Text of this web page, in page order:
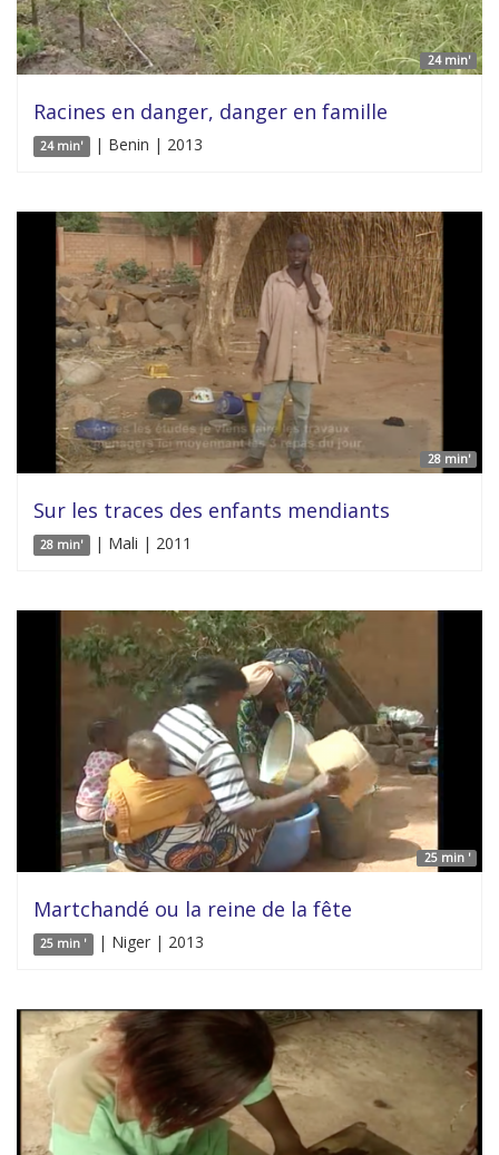
24 min'
Racines en danger, danger en famille
24 min' | Benin | 2013
28 min'
Sur les traces des enfants mendiants
28 min' | Mali | 2011
25 min '
Martchandé ou la reine de la fête
25 min ' | Niger | 2013